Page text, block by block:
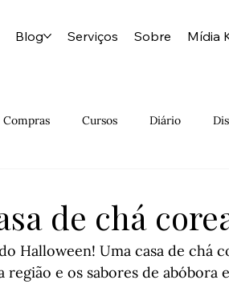
Blog Serviços Sobre Mídia
Compras Cursos Diário
Moda Muito Barato
de chá
Halloween! Uma casa de chá
e os sabores de abóbora